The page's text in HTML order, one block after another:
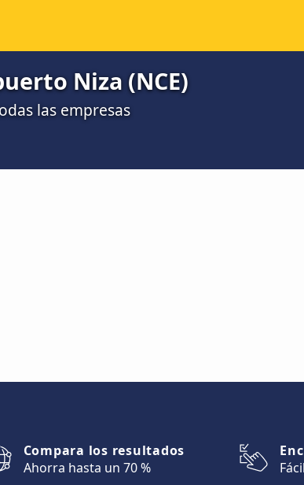
Niza (NCE)
las empresas
Compara los resultados
Ahorra hasta un 70 %